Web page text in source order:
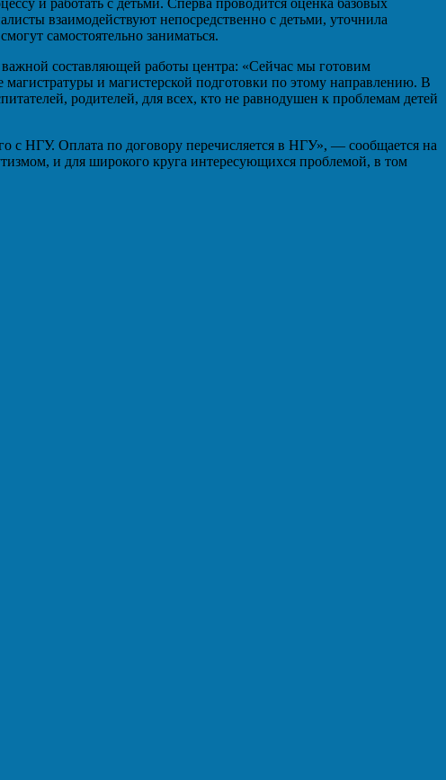
взаимодействуют непосредственно с детьми, уточнила
самостоятельно заниматься.
важной составляющей работы центра: «Сейчас мы готовим
и магистерской подготовки по этому направлению. В
родителей, для всех, кто не равнодушен к проблемам детей
с НГУ. Оплата по договору перечисляется в НГУ», — сообщается на
и для широкого круга интересующихся проблемой, в том